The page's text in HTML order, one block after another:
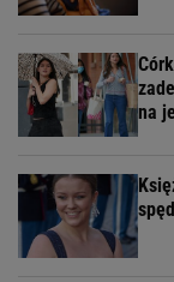
na